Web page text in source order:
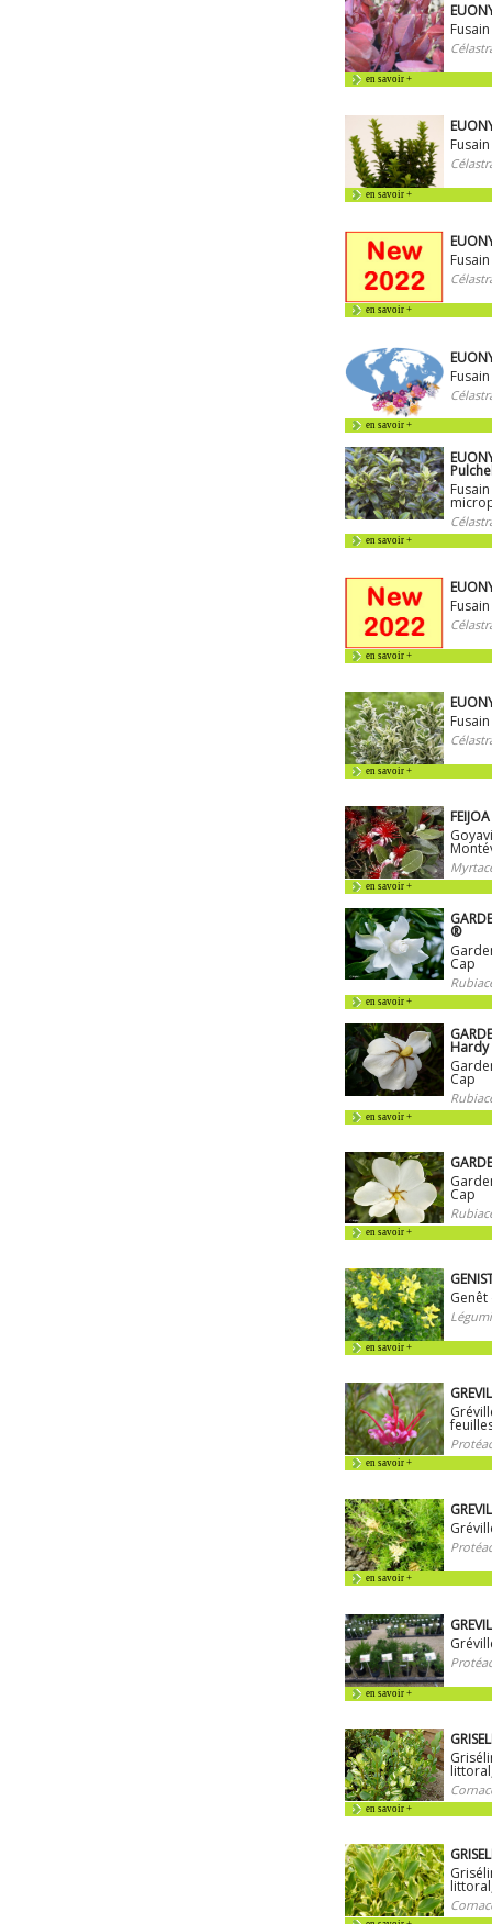
en savoir +
en savoir +
en savoir +
en savoir +
en savoir +
en savoir +
en savoir +
en savoir +
®
Cap
en savoir +
Hardy
Cap
en savoir +
Cap
en savoir +
en savoir +
en savoir +
en savoir +
en savoir +
en savoir +